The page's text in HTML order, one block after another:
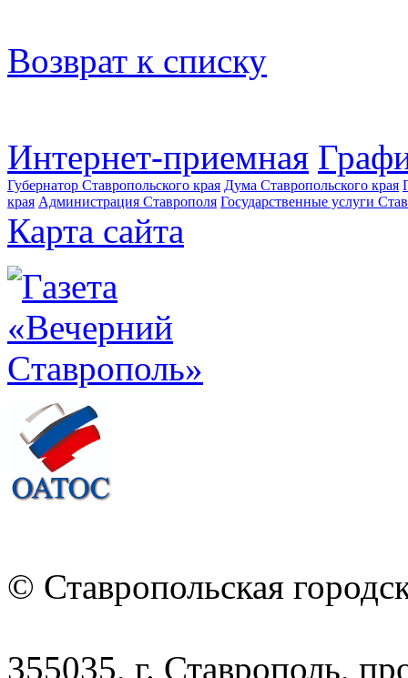
Возврат к списку
Интернет-приемная
Губернатор Ставропольского края Дума Ставропольского края
края Администрация Ставрополя Государственные услуги
Карта сайта
© Ставропольская
355035, г. Ставрополь,